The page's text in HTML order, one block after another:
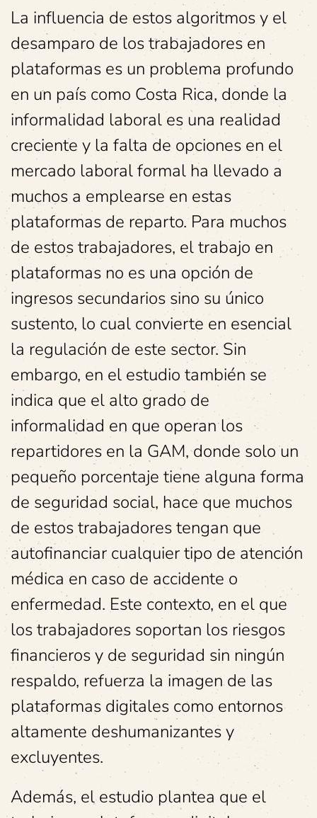
La influencia de estos algoritmos y el
desamparo de los trabajadores en
plataformas es un problema profundo
en un país como Costa Rica, donde la
informalidad laboral es una realidad
creciente y la falta de opciones en el
mercado laboral formal ha llevado a
muchos a emplearse en estas
plataformas de reparto. Para muchos
de estos trabajadores, el trabajo en
plataformas no es una opción de
ingresos secundarios sino su único
sustento, lo cual convierte en esencial
la regulación de este sector. Sin
embargo, en el estudio también se
indica que el alto grado de
informalidad en que operan los
repartidores en la GAM, donde solo un
pequeño porcentaje tiene alguna forma
de seguridad social, hace que muchos
de estos trabajadores tengan que
autofinanciar cualquier tipo de atención
médica en caso de accidente o
enfermedad. Este contexto, en el que
los trabajadores soportan los riesgos
financieros y de seguridad sin ningún
respaldo, refuerza la imagen de las
plataformas digitales como entornos
altamente deshumanizantes y
excluyentes.
Además, el estudio plantea que el